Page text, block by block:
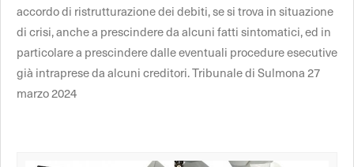
accordo di ristrutturazione dei debiti, se si trova in situazione
di crisi, anche a prescindere da alcuni fatti sintomatici, ed in
particolare a prescindere dalle eventuali procedure esecutive
già intraprese da alcuni creditori. Tribunale di Sulmona 27
marzo 2024